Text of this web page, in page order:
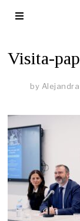
Visita-
by